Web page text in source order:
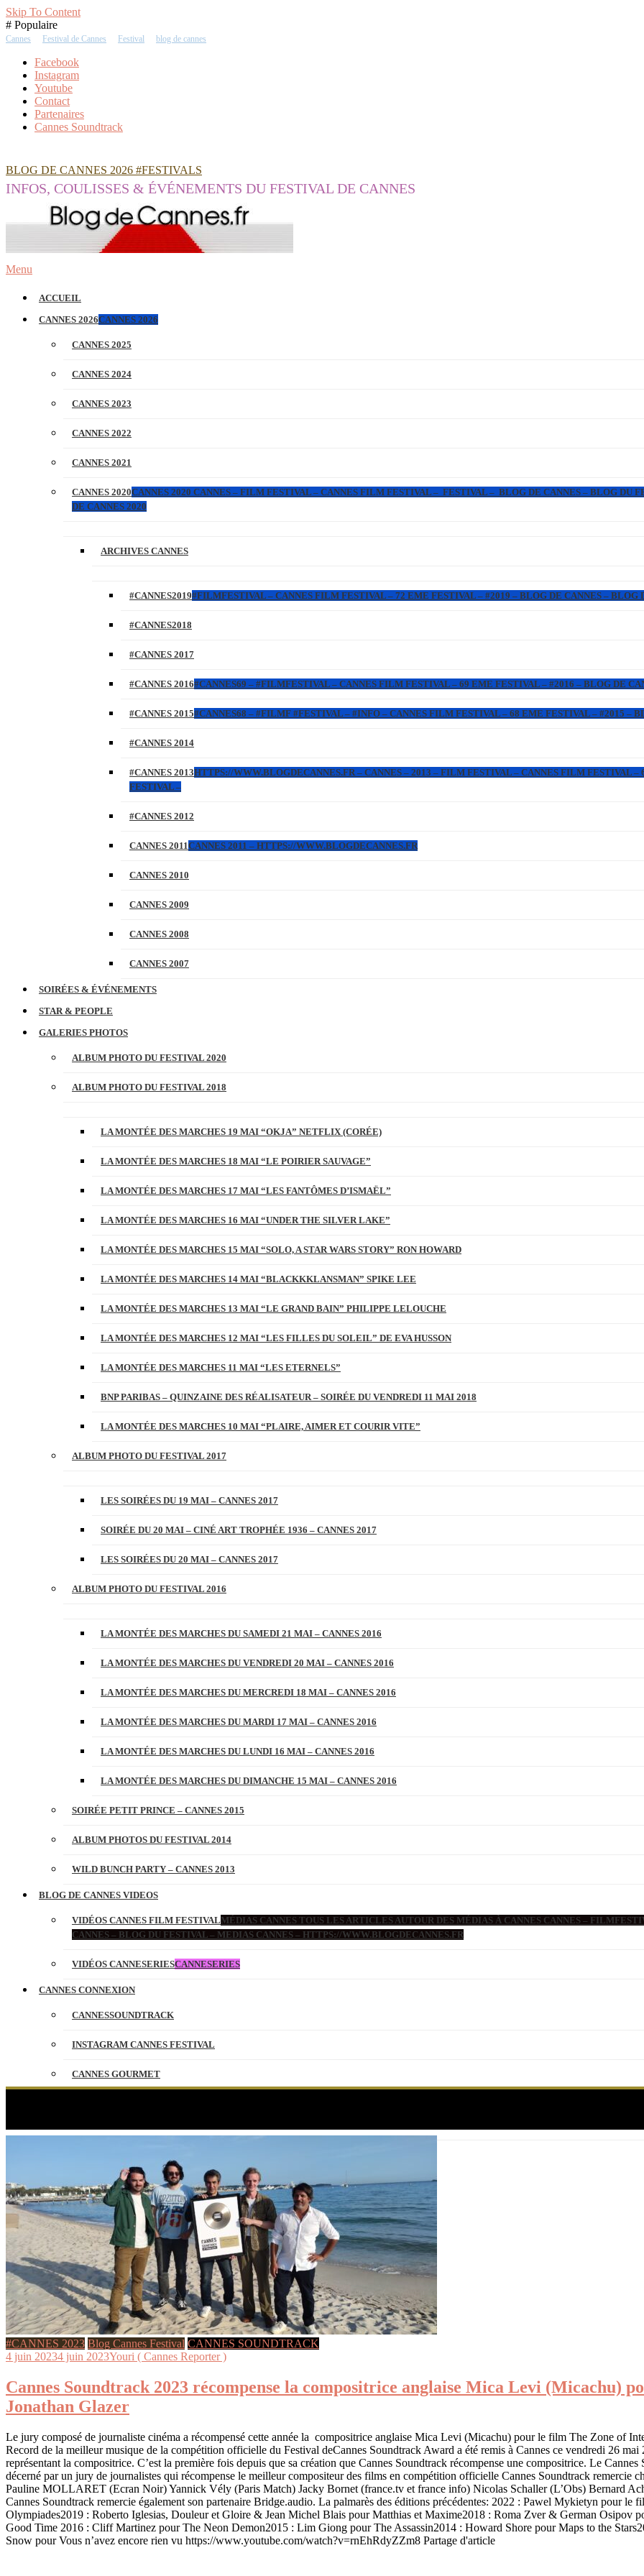
Skip To Content
# Populaire
Cannes Festival de Cannes Festival blog de cannes
Facebook
Instagram
Youtube
Contact
Partenaires
Cannes Soundtrack
BLOG DE CANNES 2026 #FESTIVALS
INFOS, COULISSES & ÉVÉNEMENTS DU FESTIVAL DE CANNES
Menu
ACCUEIL
CANNES 2026CANNES 2026
CANNES 2025
CANNES 2024
CANNES 2023
CANNES 2022
CANNES 2021
CANNES 2020CANNES 2020 CANNES – FILM FESTIVAL – CANNES FILM FESTIVAL – FESTIVAL – BLOG DE CANNES – BLOG DU
DE CANNES 2020
ARCHIVES CANNES
#CANNES2019#FILMFESTIVAL – CANNES FILM FESTIVAL – 72 EME FESTIVAL – #2019 – BLOG DE CANNES – BLOG
#CANNES2018
#CANNES 2017
#CANNES 2016#CANNES69 – #FILMFESTIVAL – CANNES FILM FESTIVAL – 69 EME FESTIVAL – #2016 – BLOG DE
#CANNES 2015#CANNES68 – #FILMF #FESTIVAL – #INFO – CANNES FILM FESTIVAL – 68 EME FESTIVAL – #2015 –
#CANNES 2014
#CANNES 2013HTTPS://WWW.BLOGDECANNES.FR – CANNES – 2013 – FILM FESTIVAL – CANNES FILM FESTIVAL
FESTIVAL –
#CANNES 2012
CANNES 2011CANNES 2011 – HTTPS://WWW.BLOGDECANNES.FR
CANNES 2010
CANNES 2009
CANNES 2008
CANNES 2007
SOIRÉES & ÉVÉNEMENTS
STAR & PEOPLE
GALERIES PHOTOS
ALBUM PHOTO DU FESTIVAL 2020
ALBUM PHOTO DU FESTIVAL 2018
LA MONTÉE DES MARCHES 19 MAI “OKJA” NETFLIX (CORÉE)
LA MONTÉE DES MARCHES 18 MAI “LE POIRIER SAUVAGE”
LA MONTÉE DES MARCHES 17 MAI “LES FANTÔMES D’ISMAËL”
LA MONTÉE DES MARCHES 16 MAI “UNDER THE SILVER LAKE”
LA MONTÉE DES MARCHES 15 MAI “SOLO, A STAR WARS STORY” RON HOWARD
LA MONTÉE DES MARCHES 14 MAI “BLACKKKLANSMAN” SPIKE LEE
LA MONTÉE DES MARCHES 13 MAI “LE GRAND BAIN” PHILIPPE LELOUCHE
LA MONTÉE DES MARCHES 12 MAI “LES FILLES DU SOLEIL” DE EVA HUSSON
LA MONTÉE DES MARCHES 11 MAI “LES ETERNELS”
BNP PARIBAS – QUINZAINE DES RÉALISATEUR – SOIRÉE DU VENDREDI 11 MAI 2018
LA MONTÉE DES MARCHES 10 MAI “PLAIRE, AIMER ET COURIR VITE”
ALBUM PHOTO DU FESTIVAL 2017
LES SOIRÉES DU 19 MAI – CANNES 2017
SOIRÉE DU 20 MAI – CINÉ ART TROPHÉE 1936 – CANNES 2017
LES SOIRÉES DU 20 MAI – CANNES 2017
ALBUM PHOTO DU FESTIVAL 2016
LA MONTÉE DES MARCHES DU SAMEDI 21 MAI – CANNES 2016
LA MONTÉE DES MARCHES DU VENDREDI 20 MAI – CANNES 2016
LA MONTÉE DES MARCHES DU MERCREDI 18 MAI – CANNES 2016
LA MONTÉE DES MARCHES DU MARDI 17 MAI – CANNES 2016
LA MONTÉE DES MARCHES DU LUNDI 16 MAI – CANNES 2016
LA MONTÉE DES MARCHES DU DIMANCHE 15 MAI – CANNES 2016
SOIRÉE PETIT PRINCE – CANNES 2015
ALBUM PHOTOS DU FESTIVAL 2014
WILD BUNCH PARTY – CANNES 2013
BLOG DE CANNES VIDEOS
VIDÉOS CANNES FILM FESTIVALMÉDIAS CANNES TOUS LES ARTICLES AUTOUR DES MÉDIAS À CANNES CANNES –
CANNES – BLOG DU FESTIVAL – MEDIAS CANNES – HTTPS://WWW.BLOGDECANNES.FR
VIDÉOS CANNESERIESCANNESERIES
CANNES CONNEXION
CANNESSOUNDTRACK
INSTAGRAM CANNES FESTIVAL
CANNES GOURMET
#CANNES 2023 Blog Cannes Festival CANNES SOUNDTRACK
4 juin 20234 juin 2023Youri ( Cannes Reporter )
Cannes Soundtrack 2023 récompense la compositrice anglaise Mica Levi (Micachu)
Jonathan Glazer
Le jury composé de journaliste cinéma a récompensé cette année la compositrice anglaise Mica Levi (Micachu) pour le film The Zone of
Record de la meilleur musique de la compétition officielle du Festival deCannes Soundtrack Award a été remis à Cannes ce vendredi 26
représentant la compositrice. C’est la première fois depuis que sa création que Cannes Soundtrack récompense une compositrice. Le
décerné par un jury de journalistes qui récompense le meilleur compositeur des films en compétition officielle Cannes Soundtrack remercie
Pauline MOLLARET (Ecran Noir) Yannick Vély (Paris Match) Jacky Bornet (france.tv et france info) Nicolas Schaller (L’Obs) Bernard
Cannes Soundtrack remercie également son partenaire Bridge.audio. La palmarès des éditions précédentes: 2022 : Pawel Mykietyn pour
Olympiades2019 : Roberto Iglesias, Douleur et Gloire & Jean Michel Blais pour Matthias et Maxime2018 : Roma Zver & German Osipov
Good Time 2016 : Cliff Martinez pour The Neon Demon2015 : Lim Giong pour The Assassin2014 : Howard Shore pour Maps to the
Snow pour Vous n’avez encore rien vu https://www.youtube.com/watch?v=rnEhRdyZZm8 Partage d'article